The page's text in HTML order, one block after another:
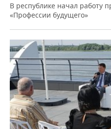
В республике начал работу
«Профессии будущего»